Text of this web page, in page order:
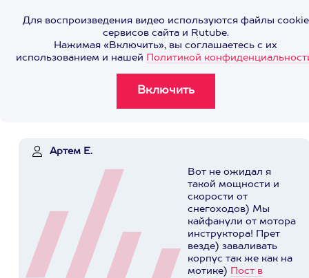
Для воспроизведения видео используются файлы cookie
сервисов сайта и Rutube.
Нажимая «Включить», вы соглашаетесь с их
использованием и нашей Политикой
Артем Е.
Вот не ожидал я
такой мощности и
скорости от
снегоходов) Мы
кайфанули от мотора
инструктора! Прет
везде) заваливать
корпус так же как на
мотике) Пост в